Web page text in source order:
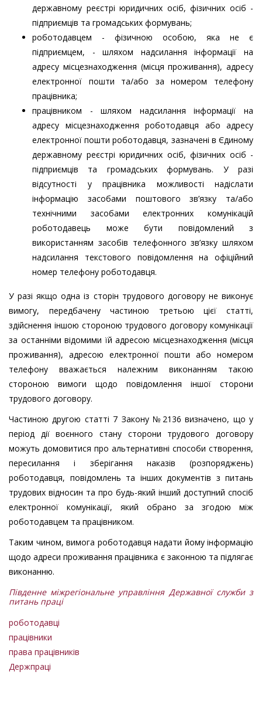
державному реєстрі юридичних осіб, фізичних осіб -
підприємців та громадських формувань;
роботодавцем - фізичною особою, яка не є
підприємцем, - шляхом надсилання інформації на
адресу місцезнаходження (місця проживання), адресу
електронної пошти та/або за номером телефону
працівника;
працівником - шляхом надсилання інформації на
адресу місцезнаходження роботодавця або адресу
електронної пошти роботодавця, зазначені в Єдиному
державному реєстрі юридичних осіб, фізичних осіб -
підприємців та громадських формувань. У разі
відсутності у працівника можливості надіслати
інформацію засобами поштового зв’язку та/або
технічними засобами електронних комунікацій
роботодавець може бути повідомлений з
використанням засобів телефонного зв’язку шляхом
надсилання текстового повідомлення на офіційний
номер телефону роботодавця.
У разі якщо одна із сторін трудового договору не виконує
вимогу, передбачену частиною третьою цієї статті,
здійснення іншою стороною трудового договору комунікації
за останніми відомими їй адресою місцезнаходження (місця
проживання), адресою електронної пошти або номером
телефону вважається належним виконанням такою
стороною вимоги щодо повідомлення іншої сторони
трудового договору.
Частиною другою статті 7 Закону №2136 визначено, що у
період дії воєнного стану сторони трудового договору
можуть домовитися про альтернативні способи створення,
пересилання і зберігання наказів (розпоряджень)
роботодавця, повідомлень та інших документів з питань
трудових відносин та про будь-який інший доступний спосіб
електронної комунікації, який обрано за згодою між
роботодавцем та працівником.
Таким чином, вимога роботодавця надати йому інформацію
щодо адреси проживання працівника є законною та підлягає
виконанню.
Південне міжрегіональне управління Державної служби з
питань праці
роботодавці
працівники
права працівників
Держпраці